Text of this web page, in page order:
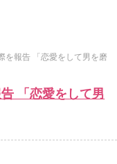
を報告 「恋愛をして男を磨
「恋愛をして男